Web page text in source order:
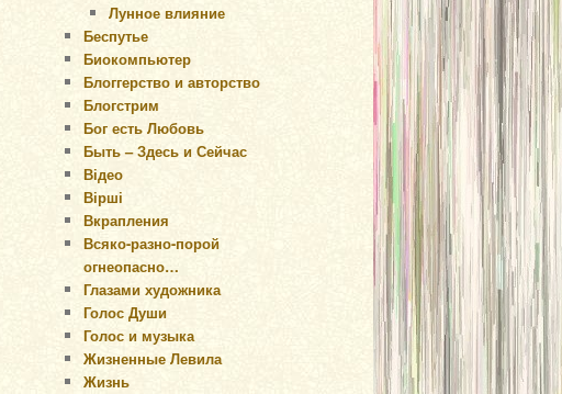
Лунное влияние
Беспутье
Биокомпьютер
Блоггерство и авторство
Блогстрим
Бог есть Любовь
Быть – Здесь и Сейчас
Відео
Вірші
Вкрапления
Всяко-разно-порой
огнеопасно…
Глазами художника
Голос Души
Голос и музыка
Жизненные Левила
Жизнь